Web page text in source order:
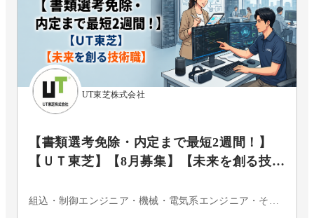
UT東芝株式会社
【書類選考免除・内定まで最短2週間！】
【ＵＴ東芝】【8月募集】【未来を創る技術
ース